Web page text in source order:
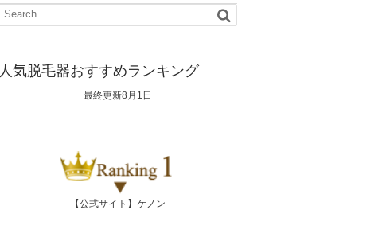
人気脱毛器おすすめランキング
最終更新8月1日
【公式サイト】ケノン